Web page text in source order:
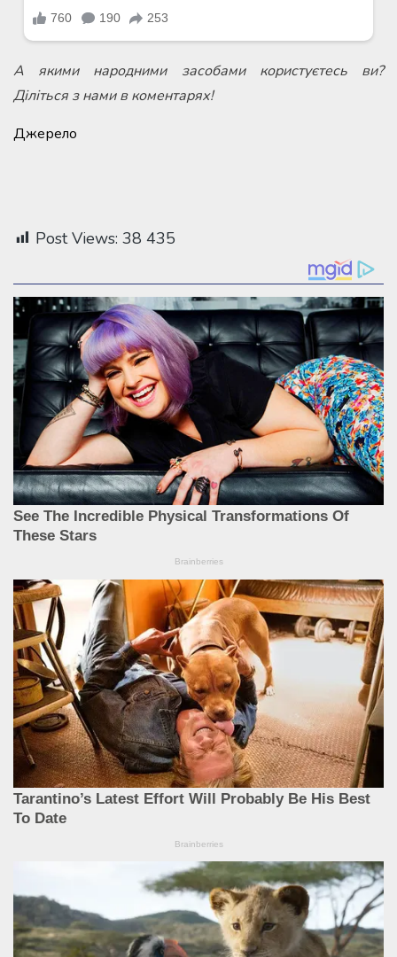
А якими народними засобами користуєтесь ви?
Діліться з нами в коментарях!
Джерело
Post Views: 38 435